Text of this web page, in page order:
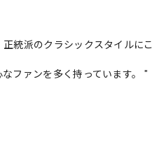
統派のクラシックスタイルに
ファンを多く持っています。 "